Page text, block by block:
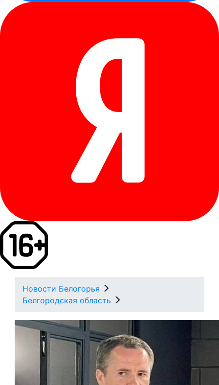
Новости Белогорья
Белгородская область